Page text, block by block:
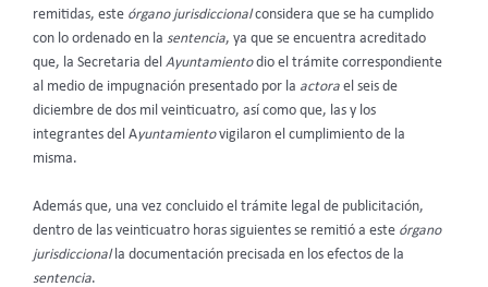
remitidas, este órgano jurisdiccionalconsidera que se ha cumplido
con lo ordenado en la sentencia, ya que se encuentra acreditado
que, la Secretaria del Ayuntamientodio el trámite correspondiente
al medio de impugnación presentado por la actora el seis de
diciembre de dos mil veinticuatro, así como que, las y los
integrantes del Ayuntamientovigilaron el cumplimiento de la
misma.
Además que, una vez concluido el trámite legal de publicitación,
dentro de las veinticuatro horas siguientes se remitió a este órgano
jurisdiccionalla documentación precisada en los efectos de la
sentencia.